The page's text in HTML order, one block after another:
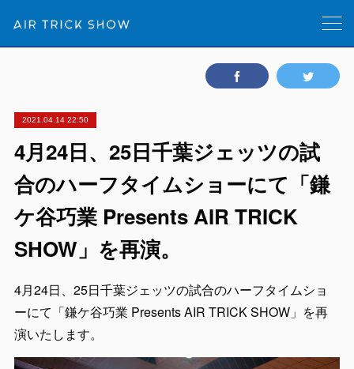
2021.04.14 22:50
4月24日、25日千葉ジェッツの試
合のハーフタイムショーにて「鎌
ケ谷巧業 Presents AIR TRICK
SHOW」を再演。
4月24日、25日千葉ジェッツの試合のハーフタイムショ
ーにて「鎌ケ谷巧業 Presents AIR TRICK SHOW」を再
演いたします。